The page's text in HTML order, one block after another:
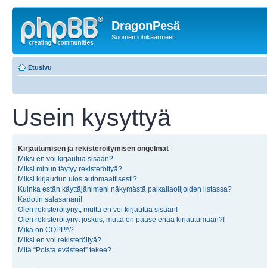
DragonPesä
Suomen lohikäärmeet
Etusivu
Usein kysyttyä
Kirjautumisen ja rekisteröitymisen ongelmat
Miksi en voi kirjautua sisään?
Miksi minun täytyy rekisteröityä?
Miksi kirjaudun ulos automaattisesti?
Kuinka estän käyttäjänimeni näkymästä paikallaolijoiden listassa?
Kadotin salasanani!
Olen rekisteröitynyt, mutta en voi kirjautua sisään!
Olen rekisteröitynyt joskus, mutta en pääse enää kirjautumaan?!
Mikä on COPPA?
Miksi en voi rekisteröityä?
Mitä “Poista evästeet” tekee?